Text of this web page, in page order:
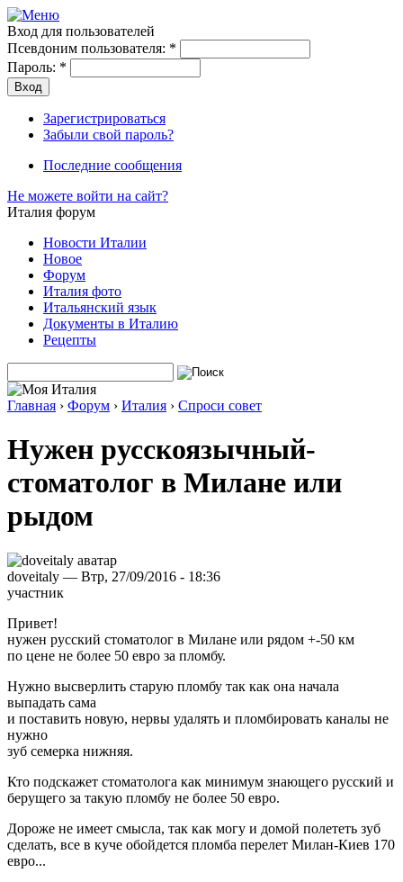
Вход для пользователей
Псевдоним пользователя: *
Пароль: *
Зарегистрироваться
Забыли свой пароль?
Последние сообщения
Не можете войти на сайт?
Италия форум
Новости Италии
Новое
Форум
Италия фото
Итальянский язык
Документы в Италию
Рецепты
Главная › Форум › Италия › Спроси совет
Нужен русскоязычный-
стоматолог в Милане или
рыдом
doveitaly — Втр, 27/09/2016 - 18:36
участник
Привет!
нужен русский стоматолог в Милане или рядом +-50 км
по цене не более 50 евро за пломбу.
Нужно высверлить старую пломбу так как она начала
выпадать сама
и поставить новую, нервы удалять и пломбировать каналы не
нужно
зуб семерка нижняя.
Кто подскажет стоматолога как минимум знающего русский и
берущего за такую пломбу не более 50 евро.
Дороже не имеет смысла, так как могу и домой полететь зуб
сделать, все в куче обойдется пломба перелет Милан-Киев 170
евро...